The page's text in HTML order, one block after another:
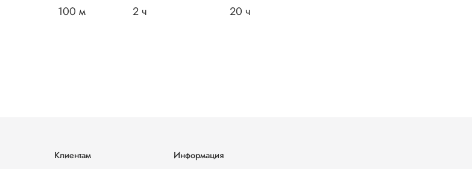
100 м 2 ч 20 ч
Клиентам Информация